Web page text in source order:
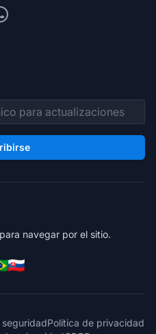
navegar por el sitio.
Política de privacidad